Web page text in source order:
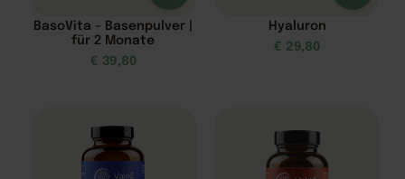
BasoVita – Basenpulver |
für 2 Monate
€ 39,80
Hyaluron
€ 29,80